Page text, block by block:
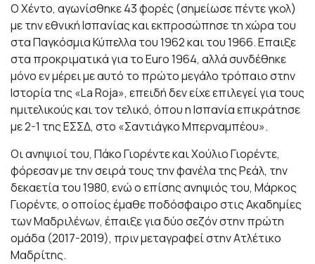
Ο Χέντο, αγωνίσθηκε 43 φορές (σημείωσε πέντε γκολ)
με την εθνική Ισπανίας και εκπροσώπησε τη χώρα του
στα Παγκόσμια Κύπελλα του 1962 και του 1966. Επαιξε
στα προκριματικά για το Euro 1964, αλλά συνδέθηκε
μόνο εν μέρει με αυτό το πρώτο μεγάλο τρόπαιο στην
Ιστορία της «La Roja», επειδή δεν είχε επιλεγεί για τους
ημιτελικούς και τον τελικό, όπου η Ισπανία επικράτησε
με 2-1 της ΕΣΣΔ, στο «Σαντιάγκο Μπερναμπέου».
Οι ανηψιοί του, Πάκο Γιορέντε και Χούλιο Γιορέντε,
φόρεσαν με την σειρά τους την φανέλα της Ρεάλ, την
δεκαετία του 1980, ενώ ο επίσης ανηψιός του, Μάρκος
Γιορέντε, ο οποίος έμαθε ποδόσφαιρο στις Ακαδημίες
των Μαδριλένων, έπαιξε για δύο σεζόν στην πρώτη
ομάδα (2017-2019), πριν μεταγραφεί στην Ατλέτικο
Μαδρίτης.